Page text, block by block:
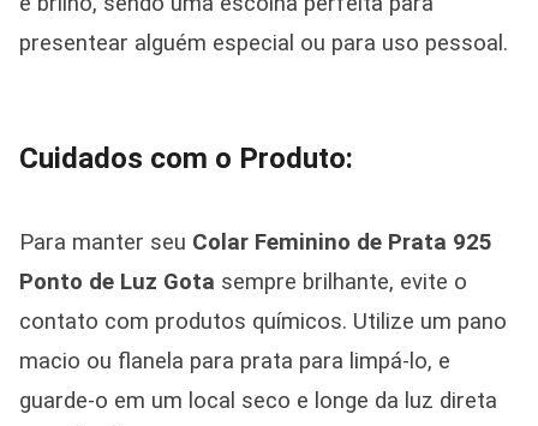
presentear alguém especial ou para uso pessoal.
Cuidados com o Produto:
Para manter seu Colar Feminino de Prata 925
Ponto de Luz Gota sempre brilhante, evite o
contato com produtos químicos. Utilize um pano
macio ou flanela para prata para limpá-lo, e
guarde-o em um local seco e longe da luz direta